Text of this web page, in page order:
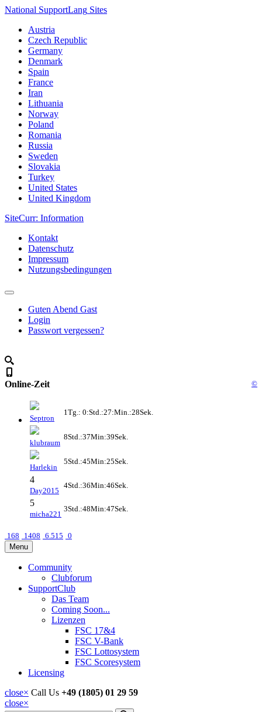
National SupportLang Sites
Austria
Czech Republic
Germany
Denmark
Spain
France
Iran
Lithuania
Norway
Poland
Romania
Russia
Sweden
Slovakia
Turkey
United States
United Kingdom
SiteCurr: Information
Kontakt
Datenschutz
Impressum
Nutzungsbedingungen
Guten Abend Gast
Login
Passwort vergessen?
Online-Zeit ©
Septron
1Tg.: 0:Std.:27:Min.:28Sek.
klubraum
8Std.:37Min:39Sek.
Harlekin
5Std.:45Min:25Sek.
4
Day2015
4Std.:36Min:46Sek.
5
micha221
3Std.:48Min:47Sek.
168 1408 6.515 0
Menu
Community
Clubforum
SupportClub
Das Team
Coming Soon...
Lizenzen
FSC 17&4
FSC V-Bank
FSC Lottosystem
FSC Scoresystem
Licensing
close× Call Us +49 (1805) 01 29 59
close×